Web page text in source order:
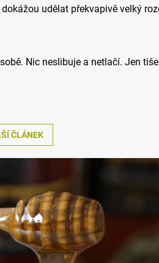
udělat překvapivě velký
Nic neslibuje a netlačí. Jen
ČLÁNEK